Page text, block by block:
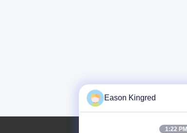
Eason Kingred
1:22 PM